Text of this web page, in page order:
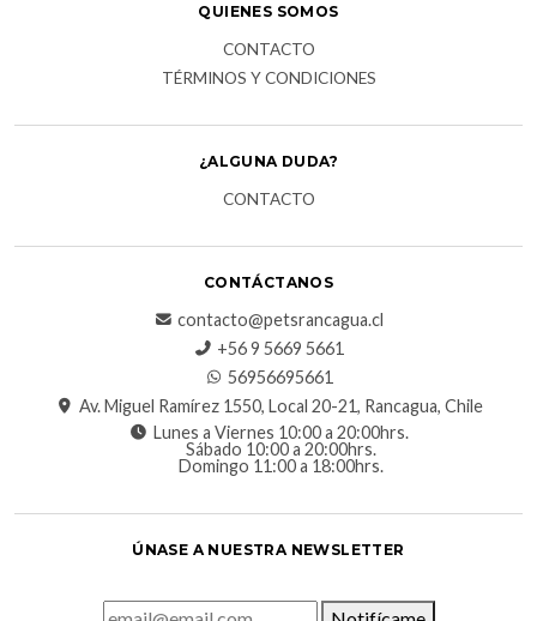
QUIENES SOMOS
CONTACTO
TÉRMINOS Y CONDICIONES
¿ALGUNA DUDA?
CONTACTO
CONTÁCTANOS
contacto@petsrancagua.cl
‪+56 9 5669 5661‬
56956695661‬
Av. Miguel Ramírez 1550, Local 20-21, Rancagua, Chile
Lunes a Viernes 10:00 a 20:00hrs.
Sábado 10:00 a 20:00hrs.
Domingo 11:00 a 18:00hrs.
ÚNASE A NUESTRA NEWSLETTER